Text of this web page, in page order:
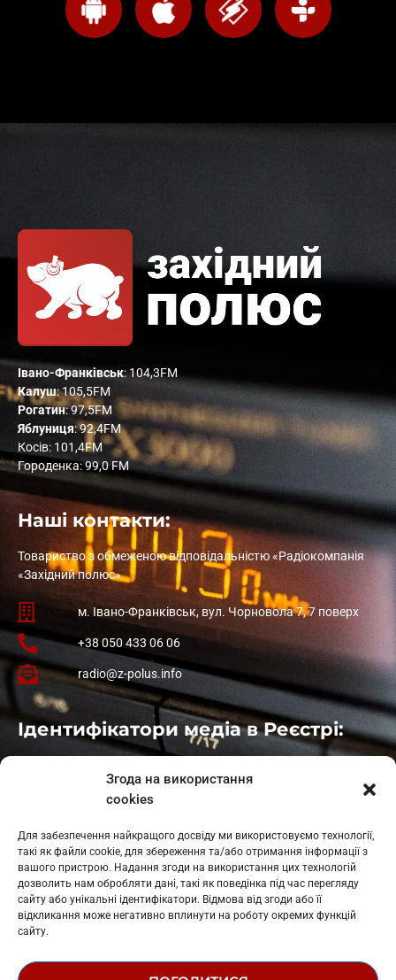
Згода на використання
cookies
Для забезпечення найкращого досвіду ми використовуємо технології,
такі як файли cookie, для збереження та/або отримання інформації з
вашого пристрою. Надання згоди на використання цих технологій
дозволить нам обробляти дані, такі як поведінка під час перегляду
сайту або унікальні ідентифікатори. Відмова від згоди або її
відкликання може негативно вплинути на роботу окремих функцій
сайту.
Івано-Франківськ: 104,3FM
Калуш: 105,5FM
Рогатин: 97,5FM
Яблуниця: 92,4FM
Косів: 101,4FM
Городенка: 99,0 FM
Наші контакти:
Товариство з обмеженою відповідальністю «Радіокомпанія
«Західний полюс»
м. Івано-Франківськ, вул. Чорновола 7, 7 поверх
+38 050 433 06 06
radio@z-polus.info
Ідентифікатори медіа в Реєстрі:
: L11-01410
: L11-01801
Косів: L11-01805
Гарасимів: L11-02274